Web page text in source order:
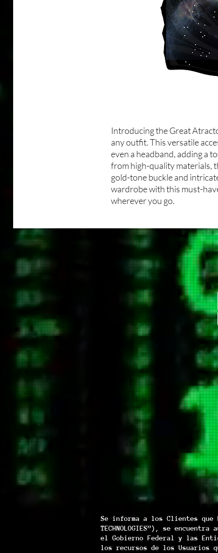
Introducing the Great
any outfit. This versatile
even a headband, adding a
from high-quality materials,
gold-tone buckle and
wardrobe with this must-
wherever you go.
Se informa a los Clientes que
TECHNOLOGIES”), se
el Gobierno Federal y las
los recursos de los Usuarios